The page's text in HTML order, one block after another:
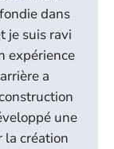
dans
je suis ravi
expérience
a
une
la création